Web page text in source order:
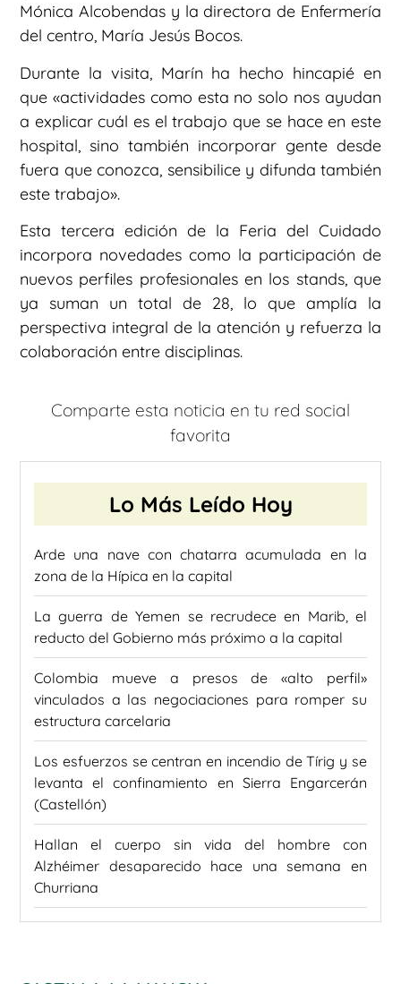
Mónica Alcobendas y la directora de Enfermería
del centro, María Jesús Bocos.
Durante la visita, Marín ha hecho hincapié en
que «actividades como esta no solo nos ayudan
a explicar cuál es el trabajo que se hace en este
hospital, sino también incorporar gente desde
fuera que conozca, sensibilice y difunda también
este trabajo».
Esta tercera edición de la Feria del Cuidado
incorpora novedades como la participación de
nuevos perfiles profesionales en los stands, que
ya suman un total de 28, lo que amplía la
perspectiva integral de la atención y refuerza la
colaboración entre disciplinas.
Comparte esta noticia en tu red social
favorita
Lo Más Leído Hoy
Arde una nave con chatarra acumulada en la
zona de la Hípica en la capital
La guerra de Yemen se recrudece en Marib, el
reducto del Gobierno más próximo a la capital
Colombia mueve a presos de «alto perfil»
vinculados a las negociaciones para romper su
estructura carcelaria
Los esfuerzos se centran en incendio de Tírig y se
levanta el confinamiento en Sierra Engarcerán
(Castellón)
Hallan el cuerpo sin vida del hombre con
Alzhéimer desaparecido hace una semana en
Churriana